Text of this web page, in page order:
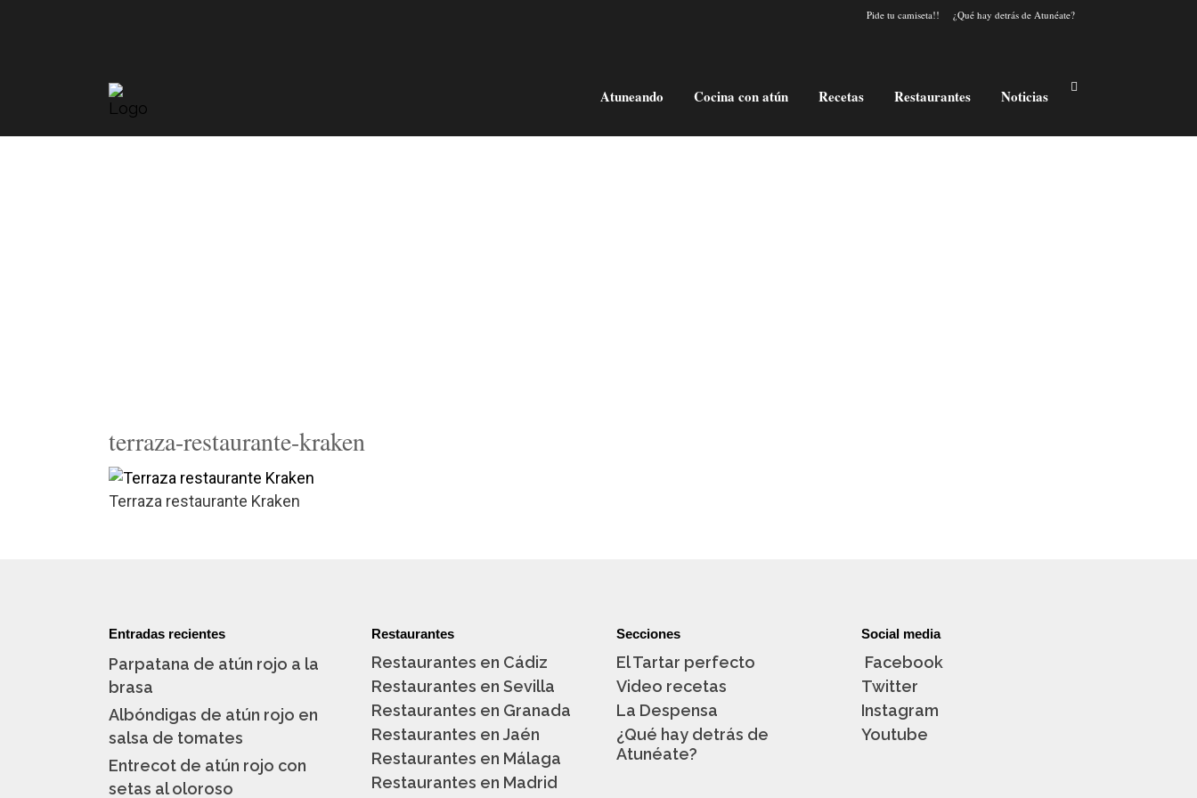
Pide tu camiseta!! ¿Qué hay detrás de Atunéate?
Atuneando Cocina con atún Recetas Restaurantes Noticias
terraza-restaurante-kraken
Terraza restaurante Kraken
Entradas recientes
Parpatana de atún rojo a la
brasa
Albóndigas de atún rojo en
salsa de tomates
Entrecot de atún rojo con
setas al oloroso
Restaurantes
Restaurantes en Cádiz
Restaurantes en Sevilla
Restaurantes en Granada
Restaurantes en Jaén
Restaurantes en Málaga
Restaurantes en Madrid
Secciones
El Tartar perfecto
Video recetas
La Despensa
¿Qué hay detrás de
Atunéate?
Social media
Facebook
Twitter
Instagram
Youtube